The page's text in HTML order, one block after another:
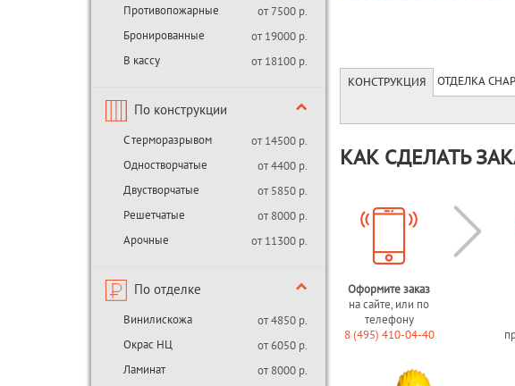
Противопожарные
от 7500 р.
Бронированные
от 19000 р.
В кассу
от 18100 р.
По конструкции
С терморазрывом
от 14500 р.
Одностворчатые
от 4400 р.
Двустворчатые
от 5850 р.
Решетчатые
от 8000 р.
Арочные
от 11300 р.
По отделке
Винилискожа
от 4850 р.
Окрас НЦ
от 6050 р.
Ламинат
от 8000 р.
КОНСТРУКЦИЯ ОТДЕЛКА
КАК СДЕЛАТЬ
Оформите заказ
на сайте, или по
телефону
8 (495) 410-04-40